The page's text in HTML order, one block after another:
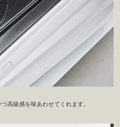
高級感を味あわせてくれます。